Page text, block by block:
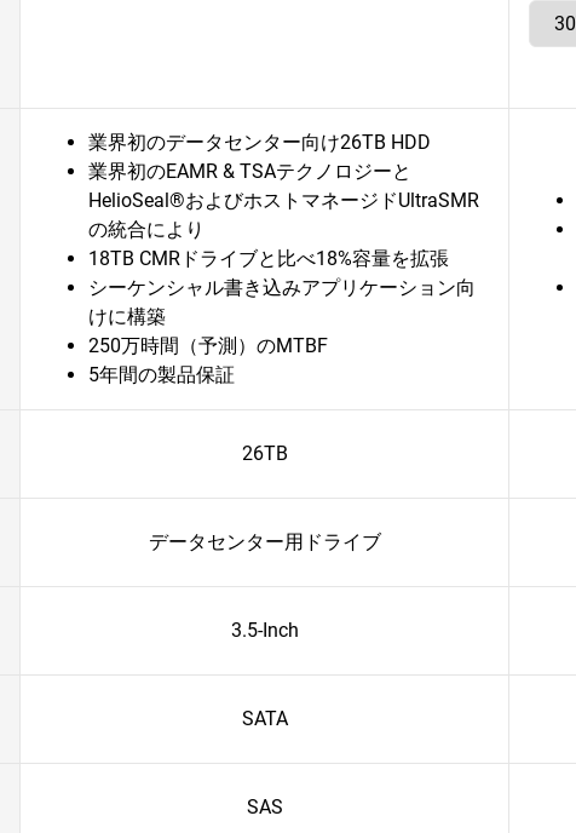
業界初のデータセンター向け26TB HDD
業界初のEAMR & TSAテクノロジーと
HelioSeal®およびホストマネージドUltraSMR
の統合により
18TB CMRドライブと比べ18%容量を拡張
シーケンシャル書き込みアプリケーション向
けに構築
250万時間（予測）のMTBF
5年間の製品保証
26TB
データセンター用ドライブ
3.5-Inch
SATA
SAS